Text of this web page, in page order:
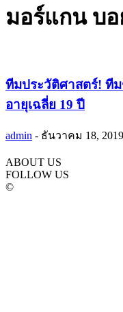
มอร์แกน บ
ทีมประวัติศาสตร์! ทีม
อายุเฉลี่ย 19 ปี
admin - ธันวาคม 18, 2019
ABOUT US
FOLLOW US
©